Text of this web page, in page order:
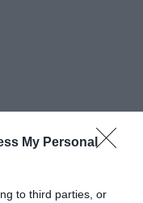
My Personal
to third parties, or